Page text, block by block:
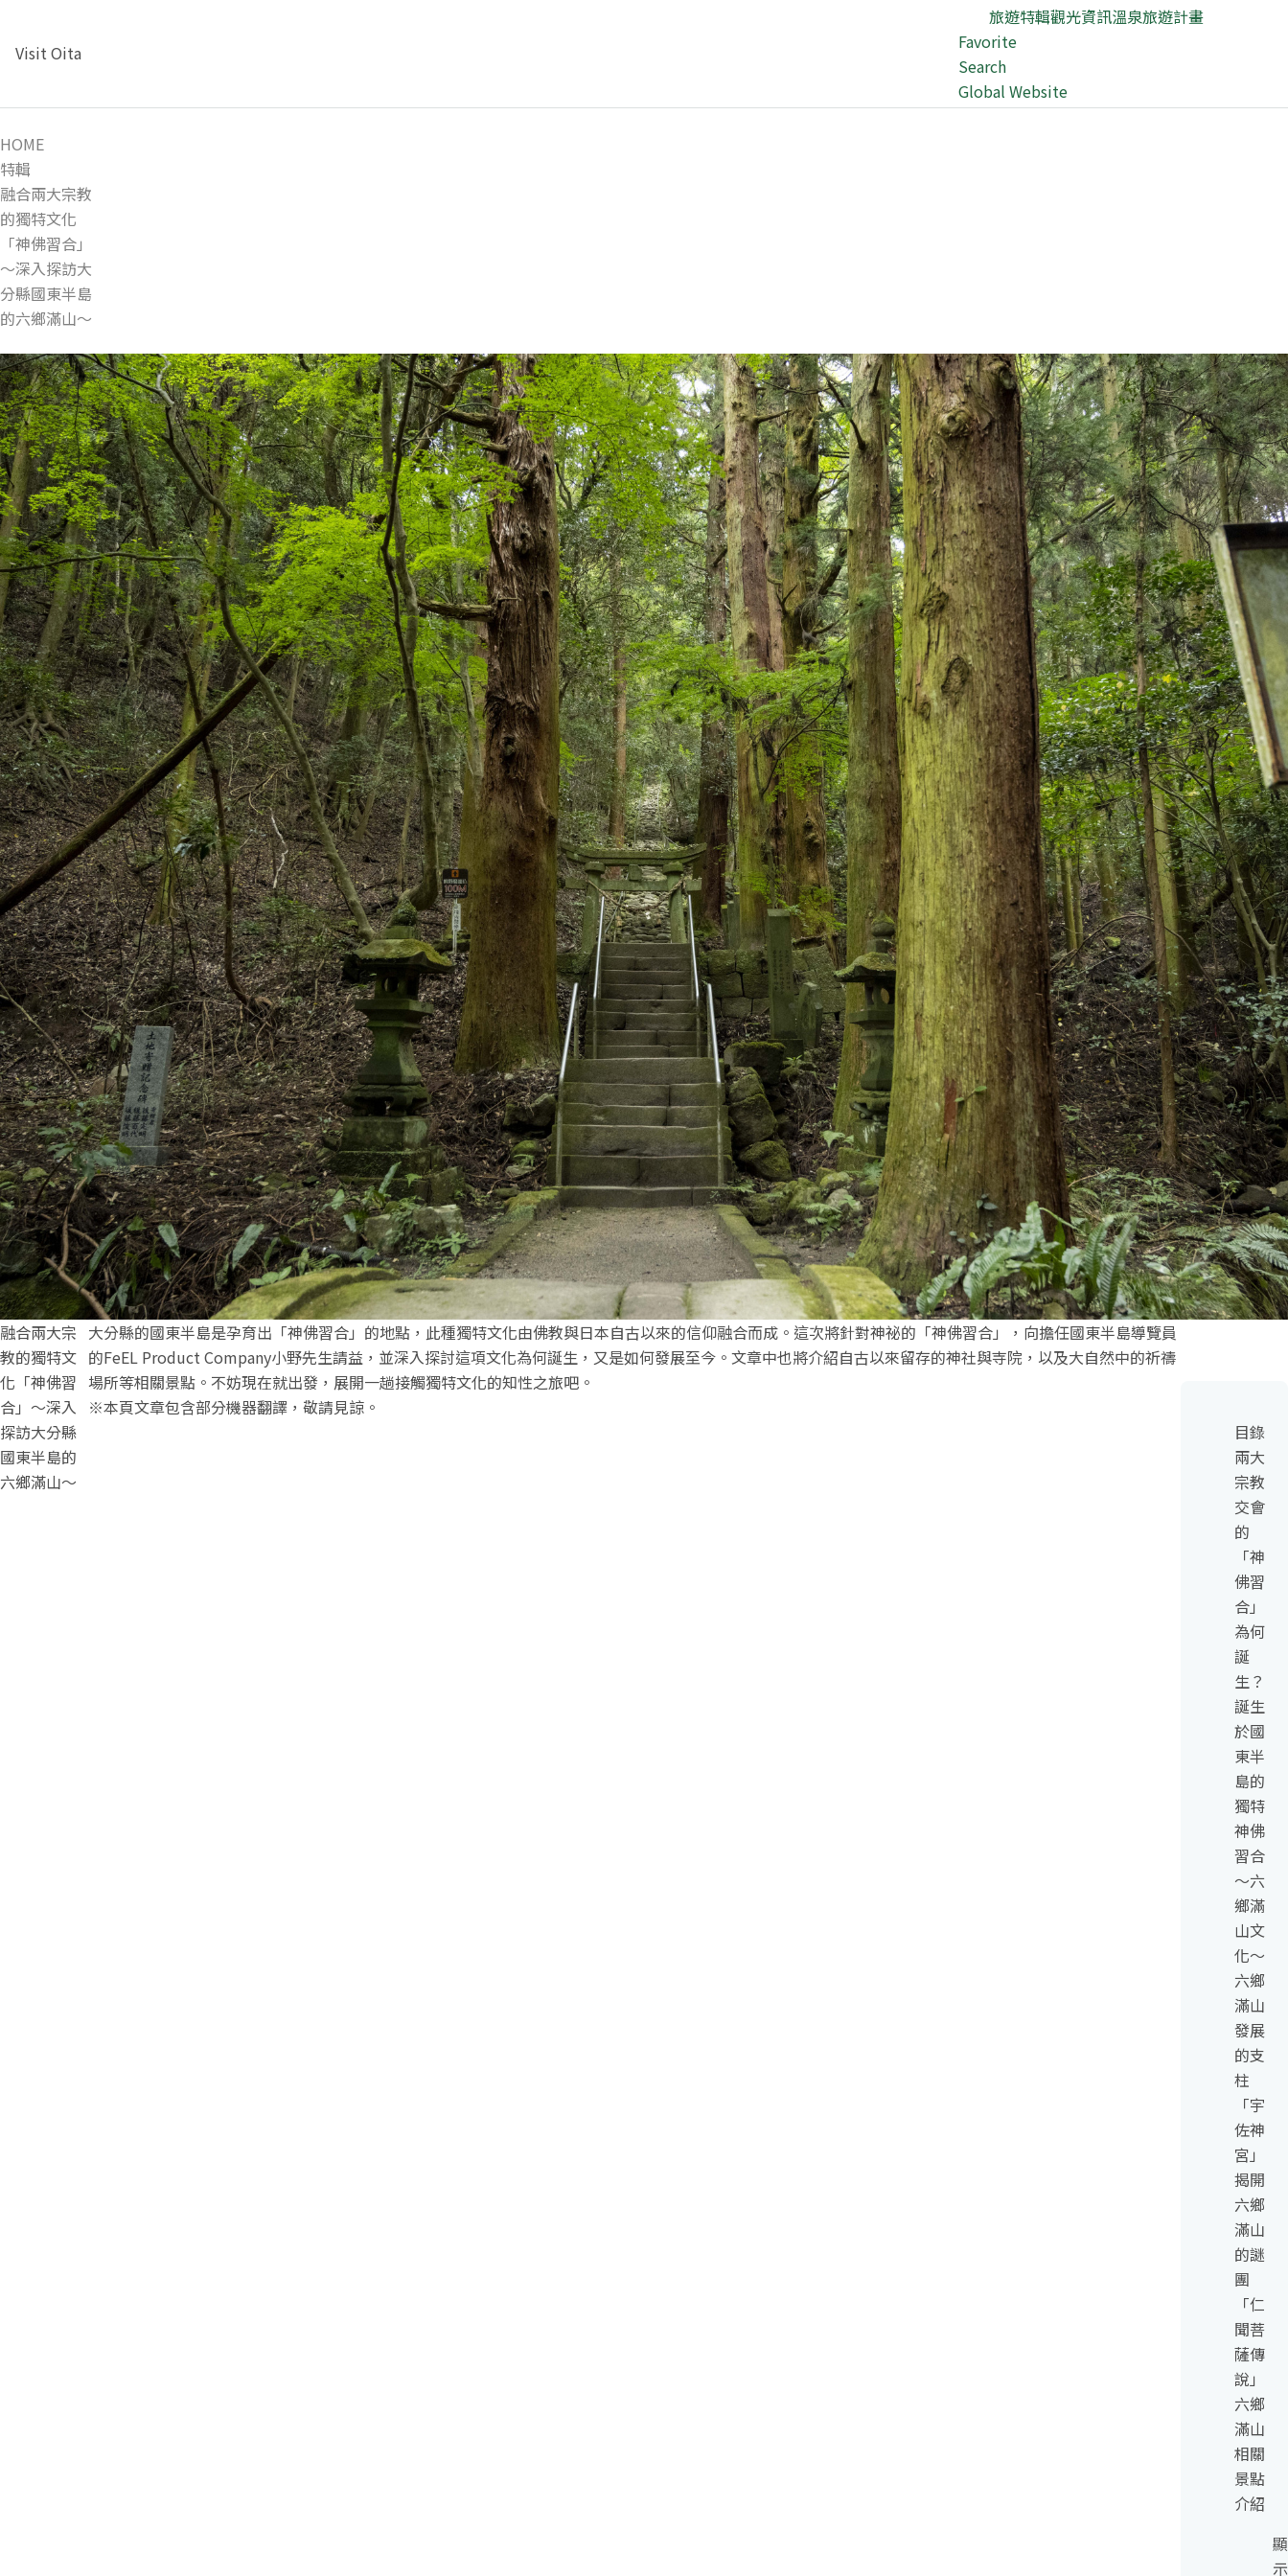
Visit Oita
旅遊特輯觀光資訊溫泉旅遊計畫
Favorite
Search
Global Website
HOME
特輯
融合兩大宗教
的獨特文化
「神佛習合」
～深入探訪大
分縣國東半島
的六鄉滿山～
融合兩大宗
教的獨特文
化「神佛習
合」～深入
探訪大分縣
國東半島的
六鄉滿山～
大分縣的國東半島是孕育出「神佛習合」的地點，此種獨特文化由佛教與日本自古以來的信仰融合而成。這次將針對神祕的「神佛習合」，向擔任國東半島導覽員
的FeEL Product Company小野先生請益，並深入探討這項文化為何誕生，又是如何發展至今。文章中也將介紹自古以來留存的神社與寺院，以及大自然中的祈禱
場所等相關景點。不妨現在就出發，展開一趟接觸獨特文化的知性之旅吧。
※本頁文章包含部分機器翻譯，敬請見諒。
目錄
兩大
宗教
交會
的
「神
佛習
合」
為何
誕
生？
誕生
於國
東半
島的
獨特
神佛
習合
～六
鄉滿
山文
化～
六鄉
滿山
發展
的支
柱
「宇
佐神
宮」
揭開
六鄉
滿山
的謎
團
「仁
聞菩
薩傳
說」
六鄉
滿山
相關
景點
介紹
顯
示